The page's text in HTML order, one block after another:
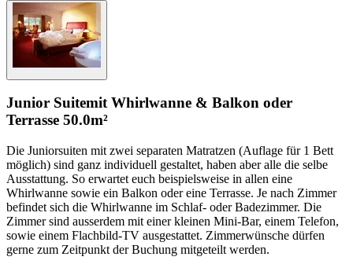
Junior Suitemit Whirlwanne & Balkon oder
Terrasse 50.0m²
Die Juniorsuiten mit zwei separaten Matratzen (Auflage für 1 Bett
möglich) sind ganz individuell gestaltet, haben aber alle die selbe
Ausstattung. So erwartet euch beispielsweise in allen eine
Whirlwanne sowie ein Balkon oder eine Terrasse. Je nach Zimmer
befindet sich die Whirlwanne im Schlaf- oder Badezimmer. Die
Zimmer sind ausserdem mit einer kleinen Mini-Bar, einem Telefon,
sowie einem Flachbild-TV ausgestattet. Zimmerwünsche dürfen
gerne zum Zeitpunkt der Buchung mitgeteilt werden.